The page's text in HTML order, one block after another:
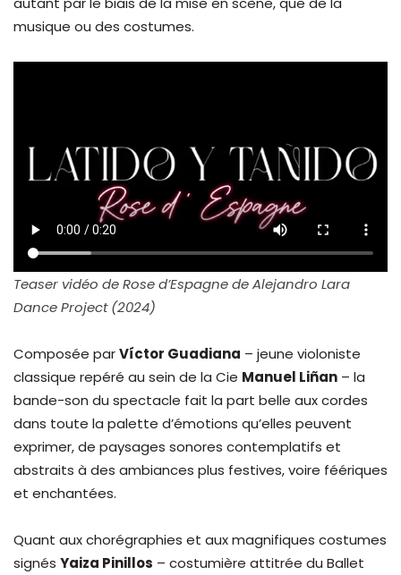
musique ou des costumes.
Teaser vidéo de Rose d’Espagne de Alejandro Lara
Dance Project (2024)
Composée parVíctor Guadiana – jeune violoniste
classique repéré au sein de la Cie Manuel Liñan – la
bande-son du spectacle fait la part belle aux cordes
dans toute la palette d’émotions qu’elles peuvent
exprimer, de paysages sonores contemplatifs et
abstraits à des ambiances plus festives, voire féériques
et enchantées.
Quant aux chorégraphies et aux magnifiques costumes
signés Yaiza Pinillos – costumière attitrée du Ballet